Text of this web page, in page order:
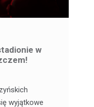
w
wyjątkowe